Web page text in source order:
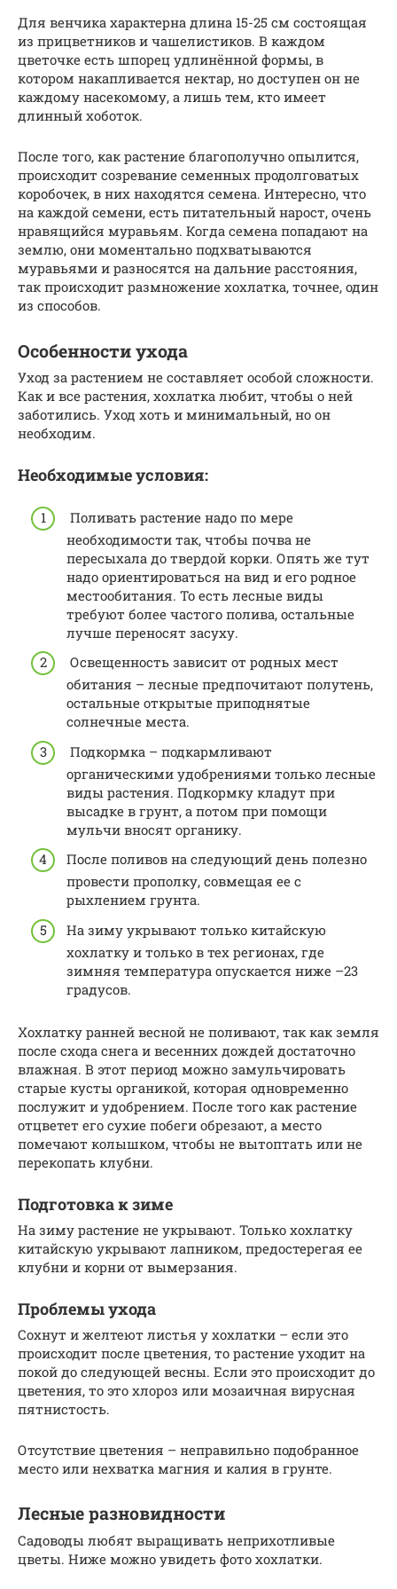
Для венчика характерна длина 15-25 см состоящая
из прицветников и чашелистиков. В каждом
цветочке есть шпорец удлинённой формы, в
котором накапливается нектар, но доступен он не
каждому насекомому, а лишь тем, кто имеет
длинный хоботок.
После того, как растение благополучно опылится,
происходит созревание семенных продолговатых
коробочек, в них находятся семена. Интересно, что
на каждой семени, есть питательный нарост, очень
нравящийся муравьям. Когда семена попадают на
землю, они моментально подхватываются
муравьями и разносятся на дальние расстояния,
так происходит размножение хохлатка, точнее, один
из способов.
Особенности ухода
Уход за растением не составляет особой сложности.
Как и все растения, хохлатка любит, чтобы о ней
заботились. Уход хоть и минимальный, но он
необходим.
Необходимые условия:
Поливать растение надо по мере
необходимости так, чтобы почва не
пересыхала до твердой корки. Опять же тут
надо ориентироваться на вид и его родное
местообитания. То есть лесные виды
требуют более частого полива, остальные
лучше переносят засуху.
Освещенность зависит от родных мест
обитания – лесные предпочитают полутень,
остальные открытые приподнятые
солнечные места.
Подкормка – подкармливают
органическими удобрениями только лесные
виды растения. Подкормку кладут при
высадке в грунт, а потом при помощи
мульчи вносят органику.
После поливов на следующий день полезно
провести прополку, совмещая ее с
рыхлением грунта.
На зиму укрывают только китайскую
хохлатку и только в тех регионах, где
зимняя температура опускается ниже –23
градусов.
Хохлатку ранней весной не поливают, так как земля
после схода снега и весенних дождей достаточно
влажная. В этот период можно замульчировать
старые кусты органикой, которая одновременно
послужит и удобрением. После того как растение
отцветет его сухие побеги обрезают, а место
помечают колышком, чтобы не вытоптать или не
перекопать клубни.
Подготовка к зиме
На зиму растение не укрывают. Только хохлатку
китайскую укрывают лапником, предостерегая ее
клубни и корни от вымерзания.
Проблемы ухода
Сохнут и желтеют листья у хохлатки – если это
происходит после цветения, то растение уходит на
покой до следующей весны. Если это происходит до
цветения, то это хлороз или мозаичная вирусная
пятнистость.
Отсутствие цветения – неправильно подобранное
место или нехватка магния и калия в грунте.
Лесные разновидности
Садоводы любят выращивать неприхотливые
цветы. Ниже можно увидеть фото хохлатки.